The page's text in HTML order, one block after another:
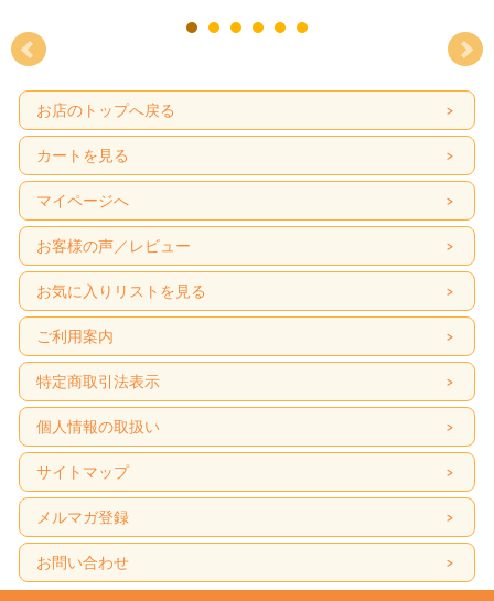
お店のトップへ戻る
カートを見る
マイページへ
お客様の声／レビュー
お気に入りリストを見る
ご利用案内
特定商取引法表示
個人情報の取扱い
サイトマップ
メルマガ登録
お問い合わせ